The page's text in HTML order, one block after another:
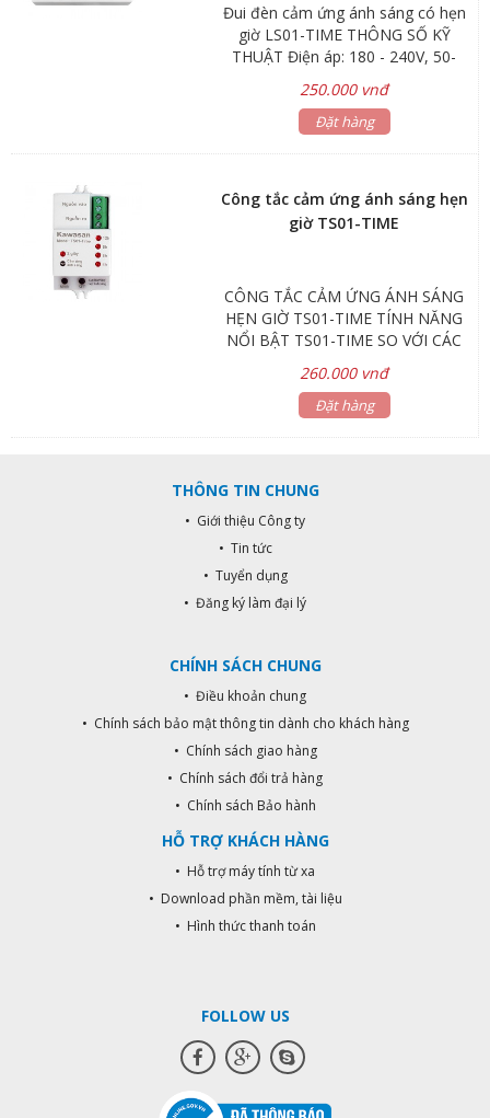
Đui đèn cảm ứng ánh sáng có hẹn
giờ LS01-TIME THÔNG SỐ KỸ
THUẬT Điện áp: 180 - 240V, 50-
(Compact), 50W (Led) Cảm ứng ánh
sáng: 3-500 Lux Thời gian tắt: 2s,
trần hoặc tường)
250.000 vnđ
Đặt hàng
Công tắc cảm ứng ánh sáng hẹn
giờ TS01-TIME
CÔNG TẮC CẢM ỨNG ÁNH SÁNG
HẸN GIỜ TS01-TIME TÍNH NĂNG
NỔI BẬT TS01-TIME SO VỚI CÁC
TRƯỜNG Công tắc ánh sáng đã
mặc định độ nhận biết môi trường
Learning. Chức năng này sẽ giúp
bạn, chọn độ tối phù hợp và chính
giờ tắt 4h,6h,8h, 12h vô cùng tiện
lợi. Không cần mất thời gian, hay
làm việc người khác tắt đèn hộ.
đèn. Cài đặt chế độ 2s, mặc định 20
độ Lux (19h tối) đèn sẽ sáng chớp
hơn 20 Lux thì sẽ tắt. Phù hợp cho
đèn báo hiệu công trình đang thi
công. Thông số in trên sản phẩm rõ
ràng, người dùng dễ dàng sử dụng
hãng Kawasan 2 năm. THÔNG SỐ
KỸ THUẬT Nguồn cấp: 110-240V
3-500 Lux Hẹn giờ thời gian tự tắt:
2s, 4h,6h, 8h, 12h Có chế độ điều
260.000 vnđ
Đặt hàng
THÔNG TIN CHUNG
• Giới thiệu Công ty
• Tin tức
• Tuyển dụng
• Đăng ký làm đại lý
CHÍNH SÁCH CHUNG
• Điều khoản chung
• Chính sách bảo mật thông tin dành cho khách hàng
• Chính sách giao hàng
• Chính sách đổi trả hàng
• Chính sách Bảo hành
HỖ TRỢ KHÁCH HÀNG
• Hỗ trợ máy tính từ xa
• Download phần mềm, tài liệu
• Hình thức thanh toán
FOLLOW US